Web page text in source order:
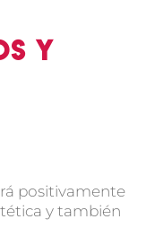
y
positivamente
y también